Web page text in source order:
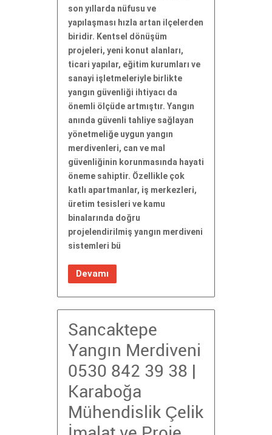
son yıllarda nüfusu ve
yapılaşması hızla artan ilçelerden
biridir. Kentsel dönüşüm
projeleri, yeni konut alanları,
ticari yapılar, eğitim kurumları ve
sanayi işletmeleriyle birlikte
yangın güvenliği ihtiyacı da
önemli ölçüde artmıştır. Yangın
anında güvenli tahliye sağlayan
yönetmeliğe uygun yangın
merdivenleri, can ve mal
güvenliğinin korunmasında hayati
öneme sahiptir. Özellikle çok
katlı apartmanlar, iş merkezleri,
üretim tesisleri ve kamu
binalarında doğru
projelendirilmiş yangın merdiveni
sistemleri bü
Devamı
Sancaktepe
Yangın Merdiveni
0530 842 39 38 |
Karaboğa
Mühendislik Çelik